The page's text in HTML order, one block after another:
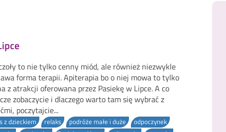
to nie tylko cenny miód, ale również niezwykle
forma terapii. Apiterapia bo o niej mowa to tylko
z atrakcji oferowana przez Pasiekę w Lipce. A co
zobaczycie i dlaczego warto tam się wybrać z
poczytajcie...
z dzieckiem relaks podróże małe i duże
odpoczynek